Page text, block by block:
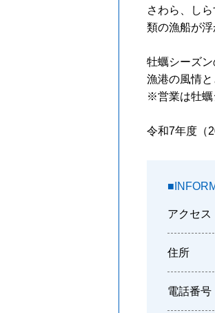
さわら、し
類の漁船が浮
牡蠣シーズ
漁港の風情
※営業は牡蠣
令和7年度（
アクセス
住所
電話番号